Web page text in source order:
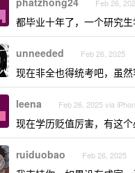
Feb 26,
都毕业十年了，一个研究
unneeded Feb 26, 2025
现在非全也得统考吧，虽
leena Feb 26, 2025 via
现在学历贬值厉害，有这
ruiduobao Feb 26, 2025